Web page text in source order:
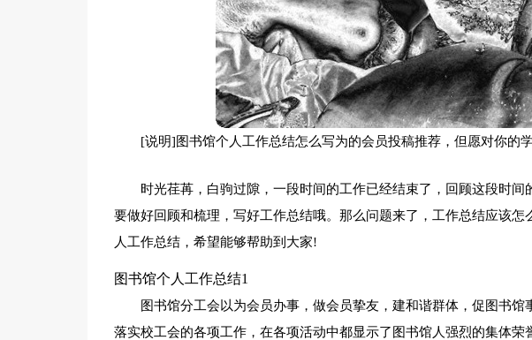
[说明]图书馆个人工作总结怎么写为的会员投稿推荐，但愿对你的
时光荏苒，白驹过隙，一段时间的工作已经结束了，回顾这段时
要做好回顾和梳理，写好工作总结哦。那么问题来了，工作总结应该怎
人工作总结，希望能够帮助到大家!
图书馆个人工作总结1
图书馆分工会以为会员办事，做会员挚友，建和谐群体，促图书
落实校工会的各项工作，在各项活动中都显示了图书馆人强烈的集体荣